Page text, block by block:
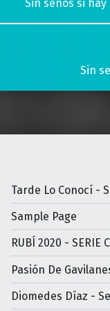
Sin senos si hay
Sin
Tarde Lo Conocí -
Sample Page
RUBÍ 2020 - SERIE
Pasión De
Diomedes Díaz -